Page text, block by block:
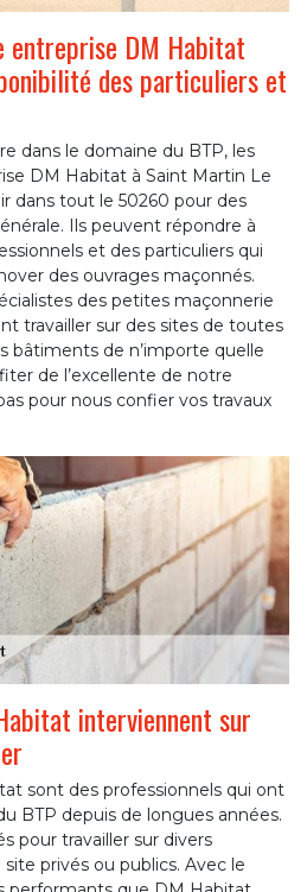
entreprise DM Habitat
des particuliers et
dans le domaine du BTP, les
DM Habitat à Saint Martin Le
dans tout le 50260 pour des
Ils peuvent répondre à
et des particuliers qui
des ouvrages maçonnés.
des petites maçonnerie
travailler sur des sites de toutes
bâtiments de n’importe quelle
de l’excellente de notre
pour nous confier vos travaux
interviennent sur
sont des professionnels qui ont
BTP depuis de longues années.
pour travailler sur divers
site privés ou publics. Avec le